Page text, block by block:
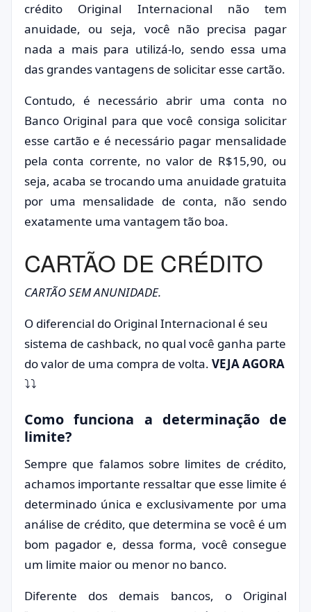
crédito Original Internacional não tem
anuidade, ou seja, você não precisa pagar
nada a mais para utilizá-lo, sendo essa uma
das grandes vantagens de solicitar esse cartão.
Contudo, é necessário abrir uma conta no
Banco Original para que você consiga solicitar
esse cartão e é necessário pagar mensalidade
pela conta corrente, no valor de R$15,90, ou
seja, acaba se trocando uma anuidade gratuita
por uma mensalidade de conta, não sendo
exatamente uma vantagem tão boa.
CARTÃO DE CRÉDITO
CARTÃO SEM ANUNIDADE.
O diferencial do Original Internacional é seu
sistema de cashback, no qual você ganha parte
do valor de uma compra de volta. VEJA AGORA
⤵⤵
Como funciona a determinação de
limite?
Sempre que falamos sobre limites de crédito,
achamos importante ressaltar que esse limite é
determinado única e exclusivamente por uma
análise de crédito, que determina se você é um
bom pagador e, dessa forma, você consegue
um limite maior ou menor no banco.
Diferente dos demais bancos, o Original